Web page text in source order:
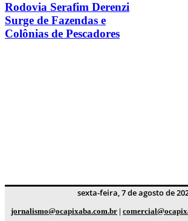
Rodovia Serafim Derenzi
Surge de Fazendas e
Colônias de Pescadores
sexta-feira, 7 de agosto de
jornalismo@ocapixaba.com.br |